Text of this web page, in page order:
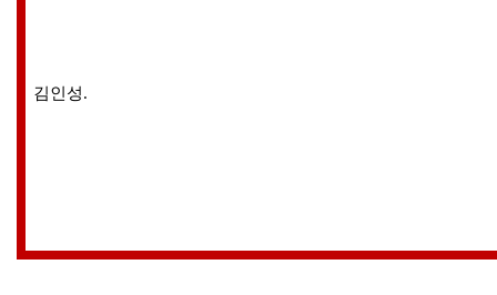
김인성.